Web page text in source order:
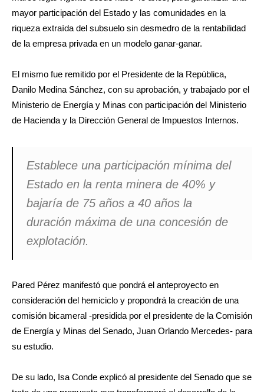
mayor participación del Estado y las comunidades en la
riqueza extraída del subsuelo sin desmedro de la rentabilidad
de la empresa privada en un modelo ganar-ganar.
El mismo fue remitido por el Presidente de la República,
Danilo Medina Sánchez, con su aprobación, y trabajado por el
Ministerio de Energía y Minas con participación del Ministerio
de Hacienda y la Dirección General de Impuestos Internos.
Establece una participación mínima del
Estado en la renta minera de 40% y
bajaría de 75 años a 40 años la
duración máxima de una concesión de
explotación.
Pared Pérez manifestó que pondrá el anteproyecto en
consideración del hemiciclo y propondrá la creación de una
comisión bicameral -presidida por el presidente de la Comisión
de Energía y Minas del Senado, Juan Orlando Mercedes- para
su estudio.
De su lado, Isa Conde explicó al presidente del Senado que se